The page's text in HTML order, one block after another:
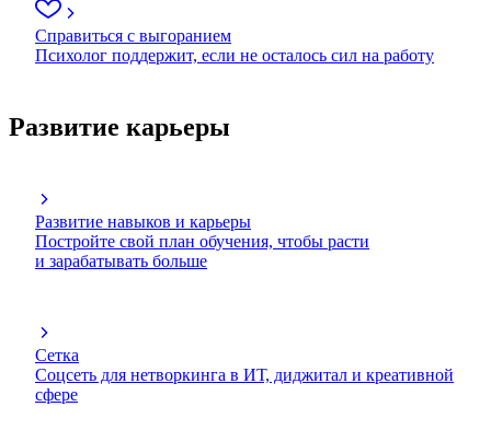
Справиться с выгоранием
Психолог поддержит, если не осталось сил на работу
Развитие карьеры
Развитие навыков и карьеры
Постройте свой план обучения, чтобы расти
и зарабатывать больше
Сетка
Соцсеть для нетворкинга в ИТ, диджитал и креативной
сфере